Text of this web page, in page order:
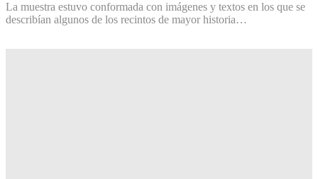
La muestra estuvo conformada con imágenes y textos en los que se
describían algunos de los recintos de mayor historia…